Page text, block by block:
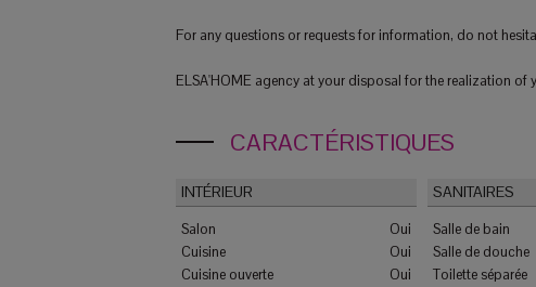
For any questions or requests for information, do not
ELSA'HOME agency at your disposal for the realization
CARACTÉRISTIQUES
INTÉRIEUR
Salon
Oui
Cuisine
Oui
Cuisine ouverte
Oui
SANITAIRES
Salle de bain
Salle de douche
Toilette séparée